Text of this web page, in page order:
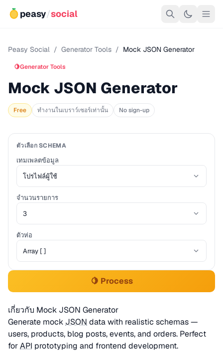
peasy/social
Peasy Social / Generator Tools / Mock JSON Generator
🍋Generator Tools
Mock JSON Generator
Free ทำงานในเบราว์เซอร์เท่านั้น No sign-up
ตัวเลือก SCHEMA
เทมเพลตข้อมูล
จำนวนรายการ
ตัวห่อ
🍋 Process
เกี่ยวกับ Mock JSON Generator
Generate mock JSON data with realistic schemas —
users, products, blog posts, events, and orders. Perfect
forAPI prototyping and frontend development.